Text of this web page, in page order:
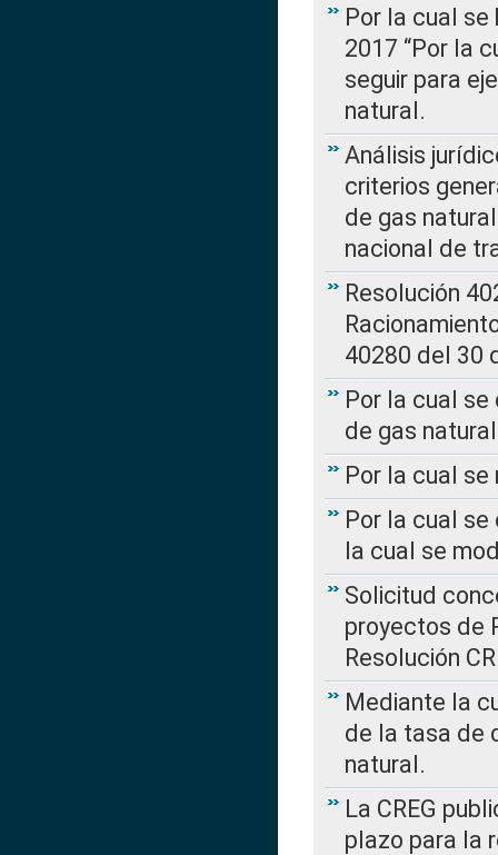
Por la cual se
2017 “Por la
seguir para
natural.
Análisis
criterios
de gas
nacional de
Resolución
40280 del 30
Por la cual
de gas natural
Por la cual se
Por la cual se
la cual se
Solicitud
proyectos de
Resolución
Mediante la
de la tasa de
natural.
La CREG
plazo para la